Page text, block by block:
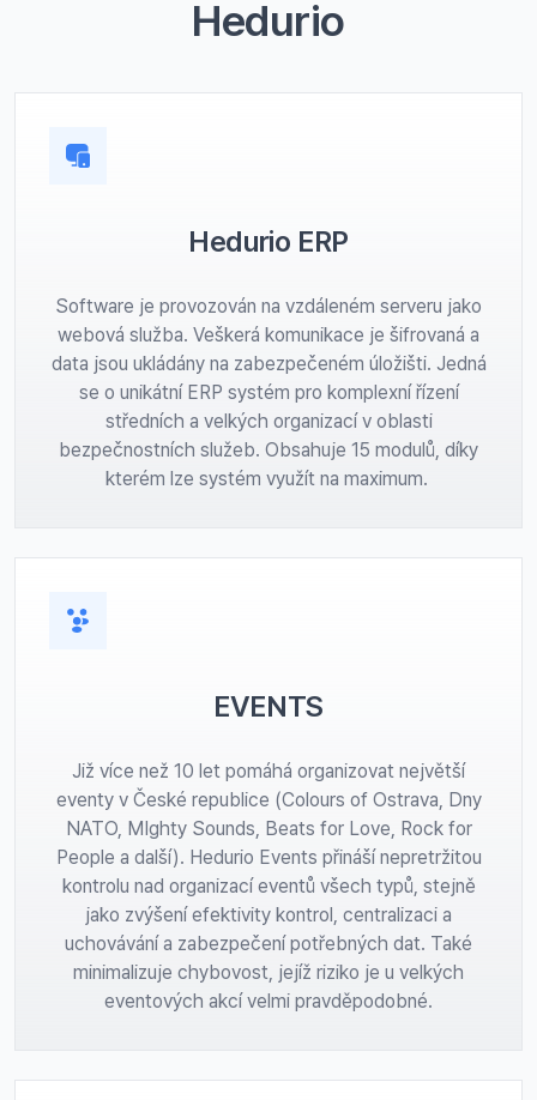
Hedurio
Hedurio ERP
Software je provozován na vzdáleném serveru jako
webová služba. Veškerá komunikace je šifrovaná a
data jsou ukládány na zabezpečeném úložišti. Jedná
se o unikátní ERP systém pro komplexní řízení
středních a velkých organizací v oblasti
bezpečnostních služeb. Obsahuje 15 modulů, díky
kterém lze systém využít na maximum.
EVENTS
Již více než 10 let pomáhá organizovat největší
eventy v České republice (Colours of Ostrava, Dny
NATO, MIghty Sounds, Beats for Love, Rock for
People a další). Hedurio Events přináší nepretržitou
kontrolu nad organizací eventů všech typů, stejně
jako zvýšení efektivity kontrol, centralizaci a
uchovávání a zabezpečení potřebných dat. Také
minimalizuje chybovost, jejíž riziko je u velkých
eventových akcí velmi pravděpodobné.